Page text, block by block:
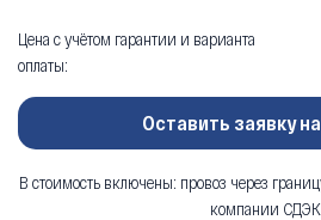
Цена с учётом гарантии и варианта
оплаты:
Оставить заявку
В стоимость включены: провоз через
компании СДЭК.